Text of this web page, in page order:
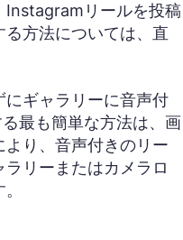
Instagramリールを投稿
方法については、直
ギャラリーに音声付
最も簡単な方法は、画
り、音声付きのリー
リーまたはカメラロ